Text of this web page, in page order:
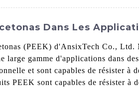
Dans Les
(PEEK) d'AnsixTech Co.,
gamme d'applications dans
et sont capables de résister à
PEEK sont capables de résister